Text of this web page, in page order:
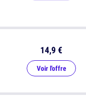
14,9 €
Voir l'offre